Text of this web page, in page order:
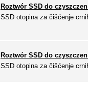
Roztwór SSD do
SSD otopina za čišćenje
Roztwór SSD do
SSD otopina za čišćenje